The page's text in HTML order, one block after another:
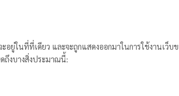
อยู่ในที่ที่เดียว และจะถูกแสดงออกมาในการใช้งานเ
ถึงบางสิ่งประมาณนี้: